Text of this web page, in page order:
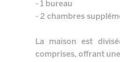
- 1 bureau
- 2 chambres
La maison est
comprises, offrant